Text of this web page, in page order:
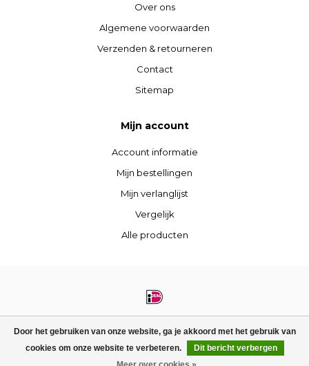
Door het gebruiken van onze website, ga je akkoord met het gebruik van
cookies om onze website te verbeteren.
Dit bericht verbergen
Over ons
Algemene voorwaarden
Verzenden & retourneren
Contact
Sitemap
Mijn account
Account informatie
Mijn bestellingen
Mijn verlanglijst
Vergelijk
Alle producten
© Copyright 2026 STIJLdepartment - Powered byLightspeed- Theme by
Dyvelopment
FILTERS